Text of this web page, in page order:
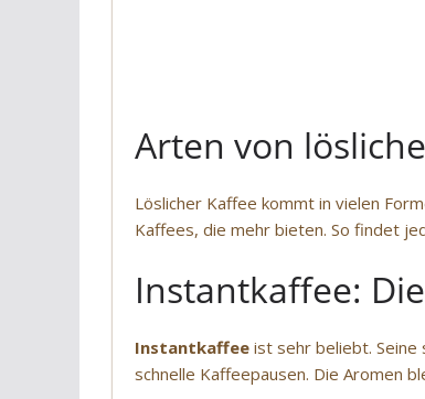
Arten von
Löslicher Kaffee kommt in vielen
Kaffees, die mehr bieten. So findet
Instantkaffee:
Instantkaffee ist sehr beliebt.
schnelle Kaffeepausen. Die Aromen